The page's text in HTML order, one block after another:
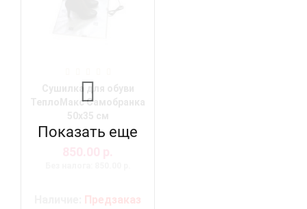
ТеплоМакс Самобранка
Предзаказ
Показать еще